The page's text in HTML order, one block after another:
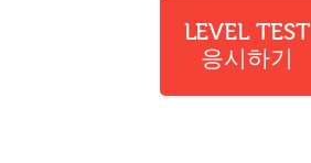
LEVEL TEST
응시하기